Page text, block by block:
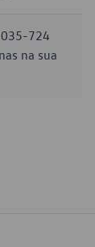
724
na sua